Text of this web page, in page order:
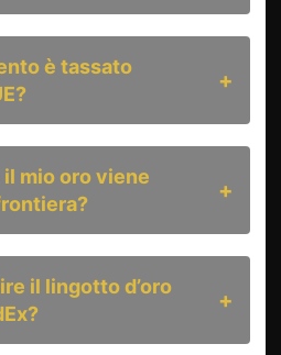
è tassato
mio oro viene
il lingotto d’oro